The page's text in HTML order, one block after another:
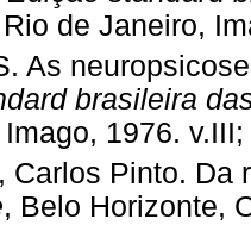
Rio de Janeiro,
As
brasileira
1976.
Carlos Pinto. Da
, Belo Horizonte,